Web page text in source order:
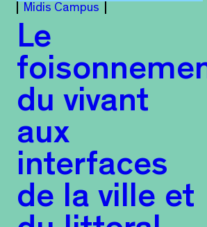
Midis Campus
Le
du vivant
aux
interfaces
de la ville et